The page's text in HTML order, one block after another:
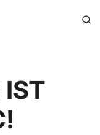
IST